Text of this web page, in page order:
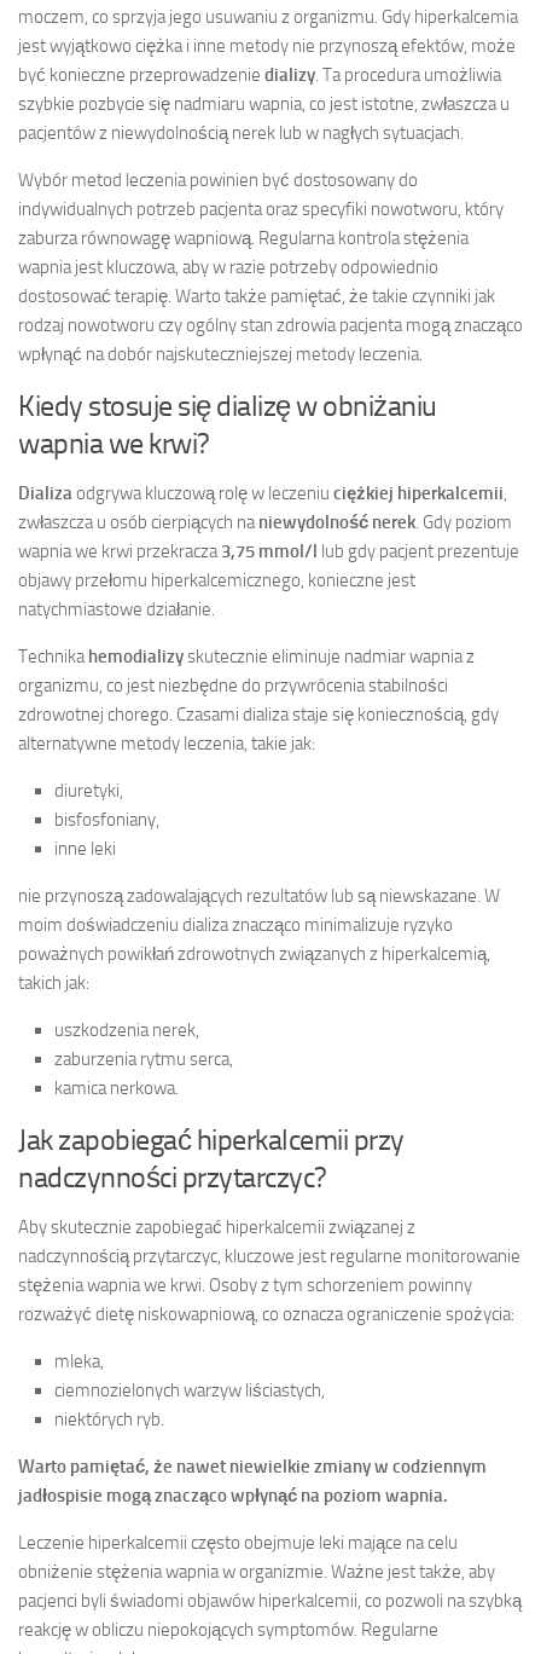
moczem, co sprzyja jego usuwaniu z organizmu. Gdy hiperkalcemia
jest wyjątkowo ciężka i inne metody nie przynoszą efektów, może
być konieczne przeprowadzenie dializy . Ta procedura umożliwia
szybkie pozbycie się nadmiaru wapnia, co jest istotne, zwłaszcza u
pacjentów z niewydolnością nerek lub w nagłych sytuacjach.
Wybór metod leczenia powinien być dostosowany do
indywidualnych potrzeb pacjenta oraz specyfiki nowotworu, który
zaburza równowagę wapniową. Regularna kontrola stężenia
wapnia jest kluczowa, aby w razie potrzeby odpowiednio
dostosować terapię. Warto także pamiętać, że takie czynniki jak
rodzaj nowotworu czy ogólny stan zdrowia pacjenta mogą znacząco
wpłynąć na dobór najskuteczniejszej metody leczenia.
Kiedy stosuje się dializę w obniżaniu
wapnia we krwi?
Dializa odgrywa kluczową rolę w leczeniu ciężkiej hiperkalcemii
zwłaszcza u osób cierpiących na niewydolność nerek . Gdy poziom
wapnia we krwi przekracza 3,75 mmol/l lub gdy pacjent prezentuje
objawy przełomu hiperkalcemicznego, konieczne jest
natychmiastowe działanie.
Technika hemodializyskutecznie eliminuje nadmiar wapnia z
organizmu, co jest niezbędne do przywrócenia stabilności
zdrowotnej chorego. Czasami dializa staje się koniecznością, gdy
alternatywne metody leczenia, takie jak:
diuretyki,
bisfosfoniany,
inne leki
nie przynoszą zadowalających rezultatów lub są niewskazane. W
moim doświadczeniu dializa znacząco minimalizuje ryzyko
poważnych powikłań zdrowotnych związanych z hiperkalcemią,
takich jak:
uszkodzenia nerek,
zaburzenia rytmu serca,
kamica nerkowa.
Jak zapobiegać hiperkalcemii przy
nadczynności przytarczyc?
Aby skutecznie zapobiegać hiperkalcemii związanej z
nadczynnością przytarczyc, kluczowe jest regularne monitorowanie
stężenia wapnia we krwi. Osoby z tym schorzeniem powinny
rozważyć dietę niskowapniową, co oznacza ograniczenie spożycia:
mleka,
ciemnozielonych warzyw liściastych,
niektórych ryb.
Warto pamiętać, że nawet niewielkie zmiany w codziennym
jadłospisie mogą znacząco wpłynąć na poziom wapnia.
Leczenie hiperkalcemii często obejmuje leki mające na celu
obniżenie stężenia wapnia w organizmie. Ważne jest także, aby
pacjenci byli świadomi objawów hiperkalcemii, co pozwoli na szybką
reakcję w obliczu niepokojących symptomów. Regularne